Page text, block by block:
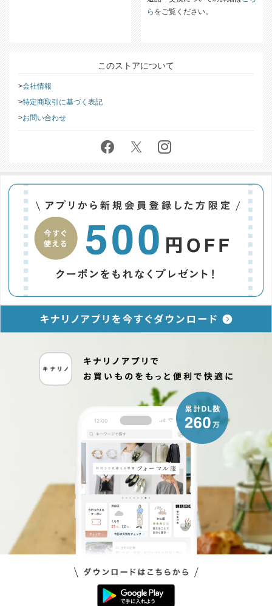
ら をご覧ください。
このストアについて
会社情報
特定商取引に基づく表記
お問い合わせ